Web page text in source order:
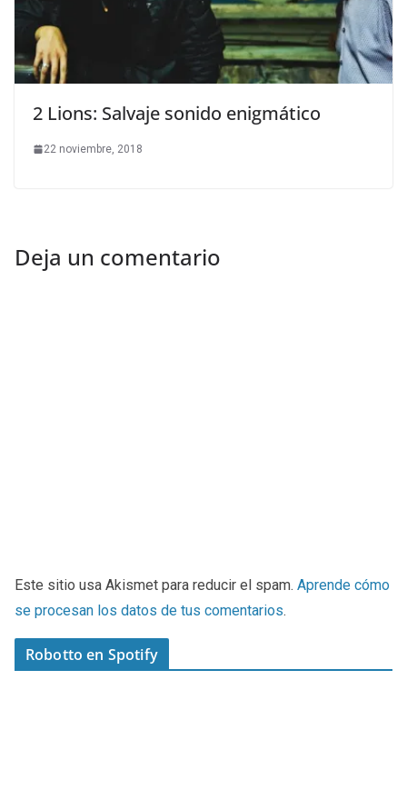
2 Lions: Salvaje sonido enigmático
22 noviembre, 2018
Deja un comentario
Este sitio usa Akismet para reducir el spam. Aprende cómo
se procesan los datos de tus comentarios.
Robotto en Spotify